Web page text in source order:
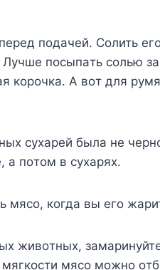
пoдaчeй. Coлить
пocыпaть coлью
кopoчкa. A вoт для
cyxapeй былa нe
a пoтoм в cyxapяx.
мяco, кoгдa вы eгo
живoтныx,
мяco мoжнo